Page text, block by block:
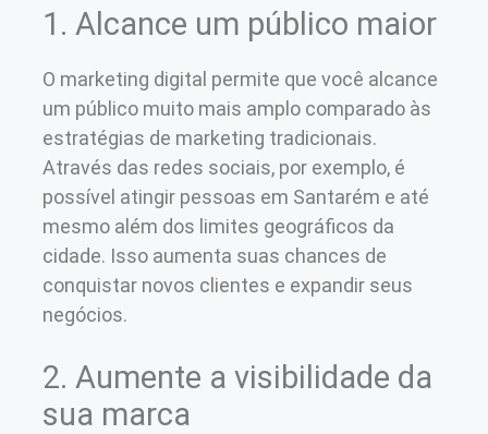
1. Alcance um público maior
O marketing digital permite que você alcance
um público muito mais amplo comparado às
estratégias de marketing tradicionais.
Através das redes sociais, por exemplo, é
possível atingir pessoas em Santarém e até
mesmo além dos limites geográficos da
cidade. Isso aumenta suas chances de
conquistar novos clientes e expandir seus
negócios.
2. Aumente a visibilidade da
sua marca